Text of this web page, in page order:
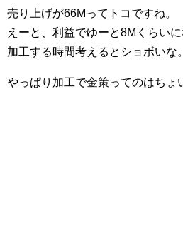
売り上げが66Mってトコですね。
えーと、利益でゆーと8Mくらいに
加工する時間考えるとショボいな。
やっぱり加工で金策ってのはちょ